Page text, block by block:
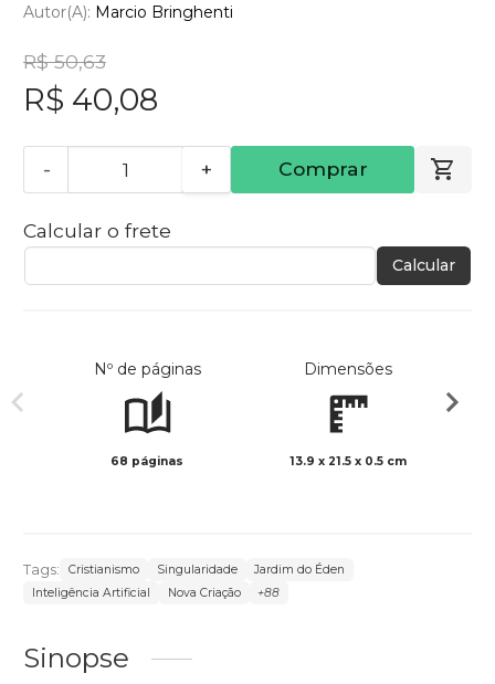
Autor(a): Marcio Bringhenti
R$ 50,63
R$ 40,08
- + Comprar
Calcular o frete
Calcular
Nº de páginas
68 páginas
Dimensões
13.9 x 21.5 x 0.5 cm
Tags: Cristianismo Singularidade
Jardim do Éden
Inteligência Artificial
Nova Criação +88
Sinopse